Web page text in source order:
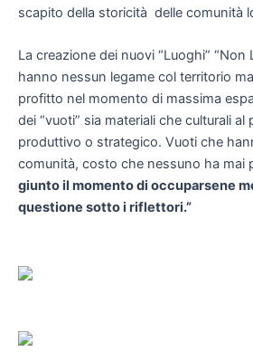
scapito della storicità delle comunità
La creazione dei nuovi “Luoghi” “Non
hanno nessun legame col territorio
profitto nel momento di massima
dei “vuoti” sia materiali che culturali
produttivo o strategico. Vuoti che
comunità, costo che nessuno ha mai
giunto il momento di occuparsene
questione sotto i riflettori.”